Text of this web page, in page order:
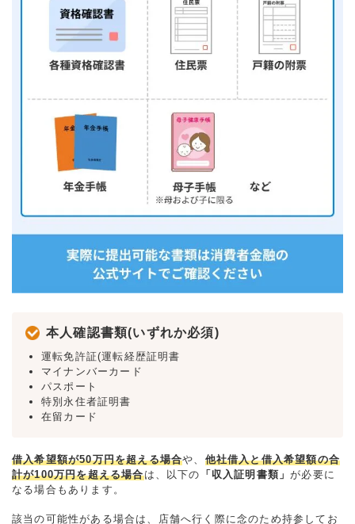
本人確認書類(いずれか必須)
運転免許証(運転経歴証明書
マイナンバーカード
パスポート
特別永住者証明書
在留カード
借入希望額が50万円を超える場合や、 他社借入と借入希望額の合
計が100万円を超える場合は、以下の 「収入証明書類」が必要に
なる場合もあります。
該当の可能性がある場合は、店舗へ行く際に念のため持参してお